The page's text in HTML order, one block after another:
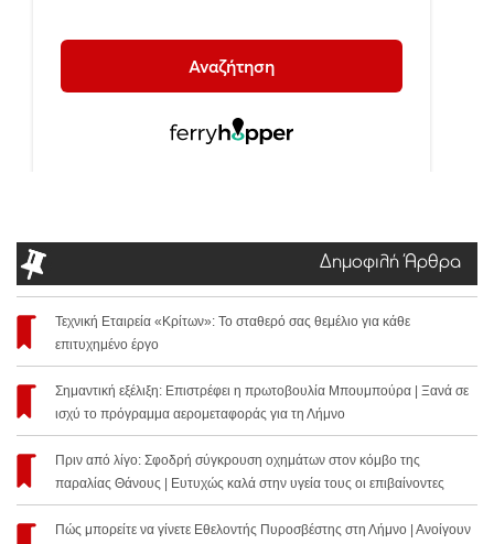
Δημοφιλή Άρθρα
Τεχνική Εταιρεία «Κρίτων»: Το σταθερό σας θεμέλιο για κάθε
επιτυχημένο έργο
Σημαντική εξέλιξη: Επιστρέφει η πρωτοβουλία Μπουμπούρα | Ξανά σε
ισχύ το πρόγραμμα αερομεταφοράς για τη Λήμνο
Πριν από λίγο: Σφοδρή σύγκρουση οχημάτων στον κόμβο της
παραλίας Θάνους | Ευτυχώς καλά στην υγεία τους οι επιβαίνοντες
Πώς μπορείτε να γίνετε Εθελοντής Πυροσβέστης στη Λήμνο | Ανοίγουν